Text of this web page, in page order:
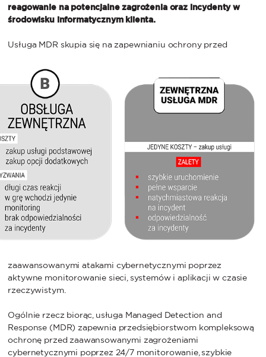
reagowanie na potencjalne zagrożenia oraz incydenty w
środowisku informatycznym klienta.
Usługa MDR skupia się na zapewnianiu ochrony przed
zaawansowanymi atakami cybernetycznymi poprzez
aktywne monitorowanie sieci, systemów i aplikacji w czasie
rzeczywistym.
Ogólnie rzecz biorąc, usługa Managed Detection and
Response (MDR) zapewnia przedsiębiorstwom kompleksową
ochronę przed zaawansowanymi zagrożeniami
cybernetycznymi poprzez 24/7 monitorowanie, szybkie